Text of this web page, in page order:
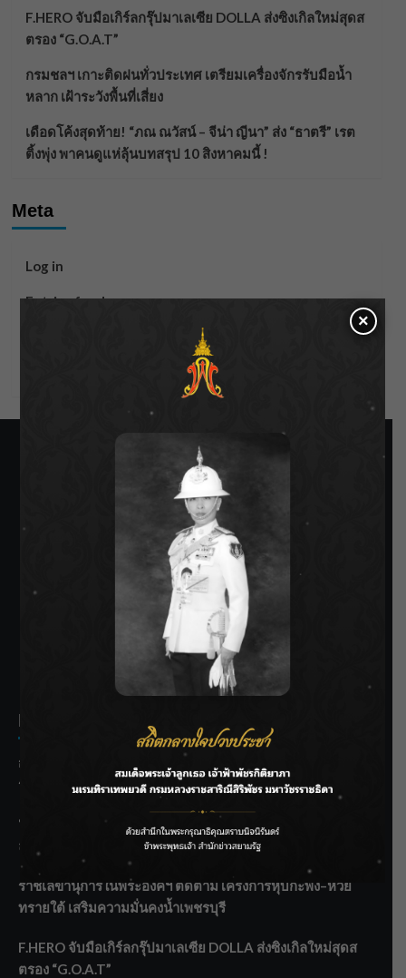
F.HERO จับมือเกิร์ลกรุ๊ปมาเลเซีย DOLLA ส่งซิงเกิลใหม่สุดส
ตรอง “G.O.A.T”
กรมชลฯ เกาะติดฝนทั่วประเทศ เตรียมเครื่องจักรรับมือน้ำ
หลาก เฝ้าระวังพื้นที่เสี่ยง
เดือดโค้งสุดท้าย! “ภณ ณวัสน์ – จีน่า ญีนา” ส่ง “ธาตรี” เรต
ติ้งพุ่ง พาคนดูแห่ลุ้นบทสรุป 10 สิงหาคมนี้ !
Meta
Log in
Entries feed
SIAMRATH VARIETY
THE BEST ENTERTAINMENT
Recent Posts
กรมชลฯ รับฟังประชาชน ติดตามแก้ปัญหาโครงการประตู
ระบายน้ำศรีสองรักฯ
‘แมน การิน’ แชร์ความเชื่อชวนคิด! “อยากกินอะไรหลังจาก
ลาโลกนี้ ให้ใส่บาตรสิ่งนั้นไว้ตอนยังมีชีวิต”
ราชเลขานุการในพระองค์ฯ ติดตามโครงการหุบกะพง–ห้วย
ทรายใต้ เสริมความมั่นคงน้ำเพชรบุรี
F.HERO จับมือเกิร์ลกรุ๊ปมาเลเซีย DOLLA ส่งซิงเกิลใหม่สุดส
ตรอง “G.O.A.T”
×